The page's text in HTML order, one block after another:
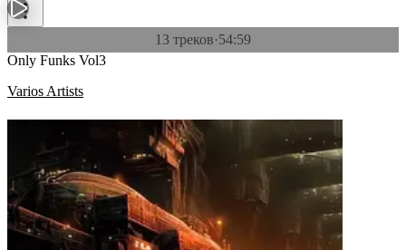
13 треков·54:59
Only Funks Vol3
Varios Artists